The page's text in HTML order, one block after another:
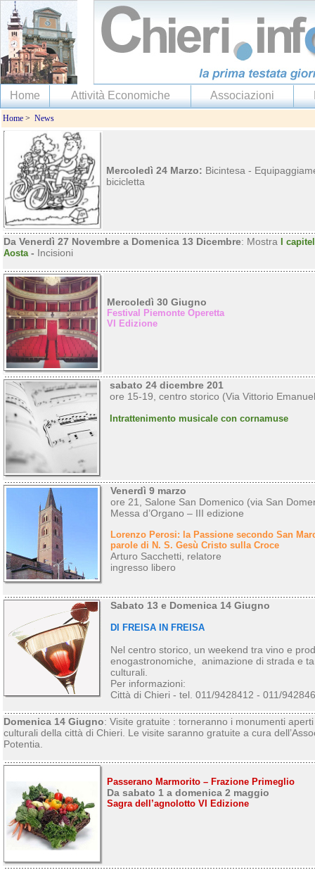
Home Attività Economiche Associazioni
Home > News
Mercoledì 24 Marzo: Bicintesa -
bicicletta
Da Venerdì 27 Novembre a Domenica 13 Dicembre: Mostra
I
Aosta - Incisioni
Mercoledì 30 Giugno
Festival Piemonte Operetta
VI Edizione
sabato 24 dicembre 201
ore 15-19, centro storico (Via Vittorio
Intrattenimento musicale con cornamuse
Venerdì 9 marzo
ore 21, Salone San Domenico (via San
Messa d’Organo – III edizione
Lorenzo Perosi: la Passione secondo San
parole di N. S. Gesù Cristo sulla Croce
Arturo Sacchetti, relatore
ingresso libero
Sabato 13 e Domenica 14 Giugno
DI FREISA IN FREISA
Nel centro storico, un weekend tra vino e
enogastronomiche, animazione di strada e
culturali.
Per informazioni:
Città di Chieri - tel. 011/9428412 - 011/
Domenica 14 Giugno: Visite gratuite : torneranno i monumenti
culturali della città di Chieri. Le visite saranno gratuite a cura
Potentia.
Passerano Marmorito – Frazione Primeglio
Da sabato 1 a domenica 2 maggio
Sagra dell’agnolotto VI Edizione